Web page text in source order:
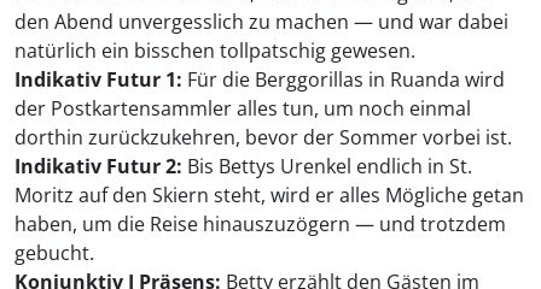
den Abend unvergesslich zu machen — und war dabei
natürlich ein bisschen tollpatschig gewesen.
Indikativ Futur 1: Für die Berggorillas in Ruanda wird
der Postkartensammler alles tun, um noch einmal
dorthin zurückzukehren, bevor der Sommer vorbei ist.
Indikativ Futur 2: Bis Bettys Urenkel endlich in St.
Moritz auf den Skiern steht, wird er alles Mögliche getan
haben, um die Reise hinauszuzögern — und trotzdem
gebucht.
Konjunktiv I Präsens: Betty erzählt den Gästen im